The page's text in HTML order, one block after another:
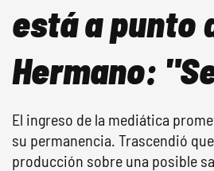
está a punto
Hermano:
El ingreso de la mediática
su permanencia. Trascendió
producción sobre una posible